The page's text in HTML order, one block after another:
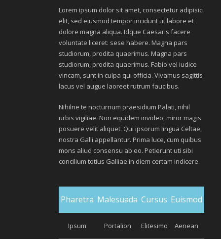
Lorem ipsum dolor sit amet, consectetur adipisici
elit, sed eiusmod tempor incidunt ut labore et
dolore magna aliqua. Idque Caesaris facere
voluntate liceret: sese habere. Magna pars
studiorum, prodita quaerimus. Magna pars
studiorum, prodita quaerimus. Fabio vel iudice
vincam, sunt in culpa qui officia. Vivamus sagittis
lacus vel augue laoreet rutrum faucibus.
Nihilne te nocturnum praesidium Palati, nihil
urbis vigiliae. Non equidem invideo, miror magis
posuere velit aliquet. Qui ipsorum lingua Celtae,
nostra Galli appellantur. Prima luce, cum quibus
mons aliud consensu ab eo. Petierunt uti sibi
concilium totius Galliae in diem certam indicere.
Pharetra Malesuada Cursus Euismod
Ipsum Portalion Elitesimo Aenean